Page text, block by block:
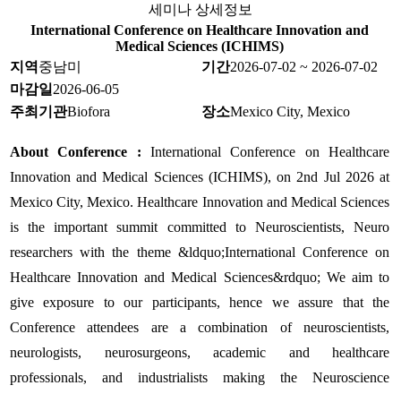
세미나 상세정보
International Conference on Healthcare Innovation and
Medical Sciences (ICHIMS)
지역중남미 기간2026-07-02 ~ 2026-07-02
마감일 2026-06-05
주최기관Biofora 장소Mexico City, Mexico
About Conference : International Conference on Healthcare
Innovation and Medical Sciences (ICHIMS), on 2nd Jul 2026 at
Mexico City, Mexico. Healthcare Innovation and Medical Sciences
is the important summit committed to Neuroscientists, Neuro
researchers with the theme &ldquo;International Conference on
Healthcare Innovation and Medical Sciences&rdquo; We aim to
give exposure to our participants, hence we assure that the
Conference attendees are a combination of neuroscientists,
neurologists, neurosurgeons, academic and healthcare
professionals, and industrialists making the Neuroscience